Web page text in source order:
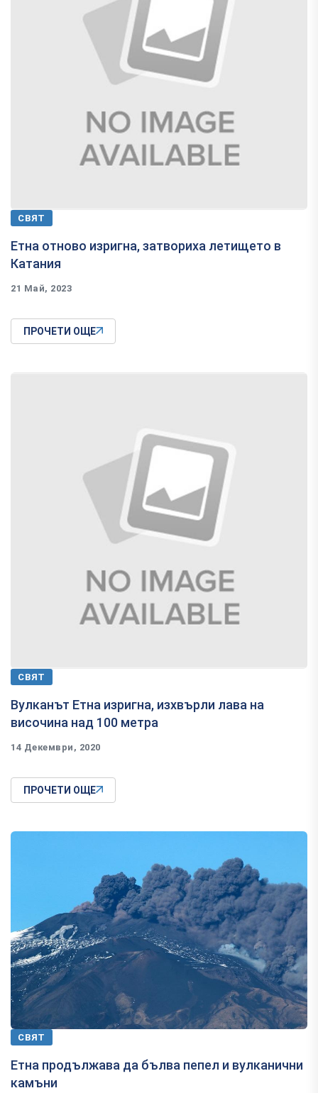
СВЯТ
Етна отново изригна, затвориха летището в
Катания
21 Май, 2023
ПРОЧЕТИ ОЩЕ
СВЯТ
Вулканът Етна изригна, изхвърли лава на
височина над 100 метра
14 Декември, 2020
ПРОЧЕТИ ОЩЕ
СВЯТ
Етна продължава да бълва пепел и вулканични
камъни